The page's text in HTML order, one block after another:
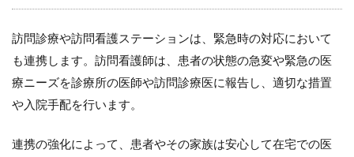
有と連
3.2.3
継続的
な評価
とケア
プラン
し
訪問診療や訪問看護ステーションは、緊急時の対応において
も連携します。訪問看護師は、患者の状態の急変や緊急の医
療ニーズを診療所の医師や訪問診療医に報告し、適切な措置
や入院手配を行います。
連携の強化によって、患者やその家族は安心して在宅での医